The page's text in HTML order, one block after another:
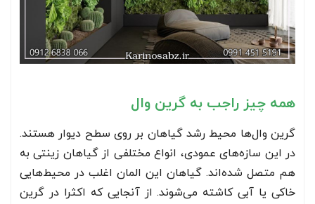
همه چیز راجب به گرین وال
گرین وال‌ها محیط رشد گیاهان بر روی سطح دیوار هستند.
در این سازه‌های عمودی، انواع مختلفی از گیاهان زینتی به
هم متصل شده‌اند. گیاهان این المان اغلب در محیط‌هایی
خاکی یا آبی کاشته می‌‌شوند. از آنجایی که اکثرا در گرین